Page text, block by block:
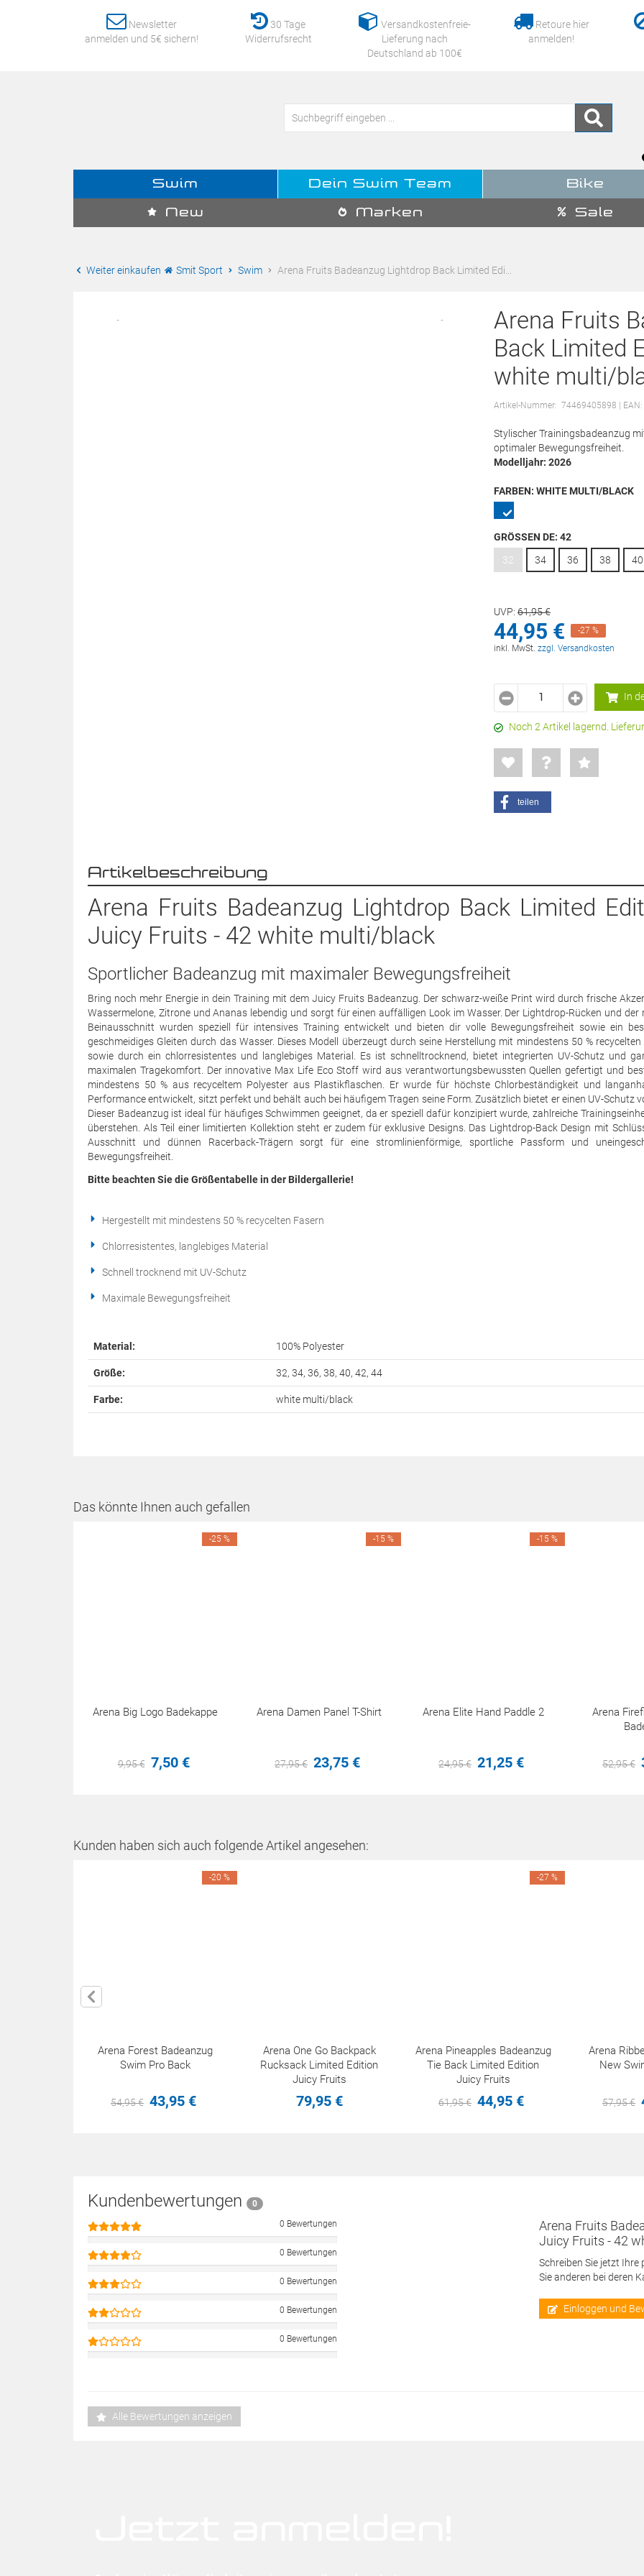
Newsletter
anmelden und 5€ sichern!
30 Tage
Widerrufsrecht
Versandkostenfreie-
Lieferung nach
Deutschland ab 100€
Retoure hier
anmelden!
Swim Dein Swim Team Bike
New Marken Sale
Weiter einkaufen Smit Sport Swim Arena Fruits Badeanzug Lightdrop Back Limited Edi…
Arena Fruits
Back Limited
white multi/
Artikel-Nummer: 74469405898 |
Stylischer Trainingsbadeanzug
optimaler Bewegungsfreiheit.
Modelljahr: 2026
FARBEN: WHITE MULTI/BLACK
GRÖSSEN DE: 42
32
34 36 38 40
UVP: 61,95€
44,95 €
-27 %
inkl. MwSt. zzgl. Versandkosten
In
Noch 2 Artikel lagernd.
teilen
Artikelbeschreibung
Arena Fruits Badeanzug Lightdrop Back Limited
Juicy Fruits - 42 white multi/black
Sportlicher Badeanzug mit maximaler Bewegungsfreiheit
Bring noch mehr Energie in dein Training mit dem Juicy Fruits Badeanzug. Der schwarz-weiße Print wird durch frische
Wassermelone, Zitrone und Ananas lebendig und sorgt für einen auffälligen Look im Wasser. Der Lightdrop-Rücken und der
Beinausschnitt wurden speziell für intensives Training entwickelt und bieten dir volle Bewegungsfreiheit sowie ein
geschmeidiges Gleiten durch das Wasser. Dieses Modell überzeugt durch seine Herstellung mit mindestens 50 % recycelten
sowie durch ein chlorresistentes und langlebiges Material. Es ist schnelltrocknend, bietet integrierten UV-Schutz und
maximalen Tragekomfort. Der innovative Max Life Eco Stoff wird aus verantwortungsbewussten Quellen gefertigt und
mindestens 50 % aus recyceltem Polyester aus Plastikflaschen. Er wurde für höchste Chlorbeständigkeit und
Performance entwickelt, sitzt perfekt und behält auch bei häufigem Tragen seine Form. Zusätzlich bietet er einen UV-Schutz
Dieser Badeanzug ist ideal für häufiges Schwimmen geeignet, da er speziell dafür konzipiert wurde, zahlreiche
überstehen. Als Teil einer limitierten Kollektion steht er zudem für exklusive Designs. Das Lightdrop-Back Design mit
Ausschnitt und dünnen Racerback-Trägern sorgt für eine stromlinienförmige, sportliche Passform und
Bewegungsfreiheit.
Bitte beachten Sie die Größentabelle in der Bildergallerie!
Hergestellt mit mindestens 50 % recycelten Fasern
Chlorresistentes, langlebiges Material
Schnell trocknend mit UV-Schutz
Maximale Bewegungsfreiheit
Material: 100% Polyester
Größe: 32, 34, 36, 38, 40, 42, 44
Farbe: white multi/black
Das könnte Ihnen auch gefallen
Arena Big Logo Badekappe
9,95€ 7,50 €
-25 %
Arena Damen Panel T-Shirt
27,95€ 23,75 €
-15 %
Arena Elite Hand Paddle 2
24,95€ 21,25 €
-15 %
Arena
52,95€
Kunden haben sich auch folgende Artikel angesehen:
Arena Forest Badeanzug
Swim Pro Back
54,95€ 43,95 €
-20 %
Arena One Go Backpack
Rucksack Limited Edition
Juicy Fruits
79,95 €
Arena Pineapples Badeanzug
Tie Back Limited Edition
Juicy Fruits
61,95€ 44,95 €
-27 %
Arena
New
57,95€
Kundenbewertungen
0
0 Bewertungen
0 Bewertungen
0 Bewertungen
0 Bewertungen
0 Bewertungen
Arena Fruits
Juicy Fruits - 42
Schreiben Sie jetzt
Sie anderen bei deren
Einloggen und
Alle Bewertungen anzeigen